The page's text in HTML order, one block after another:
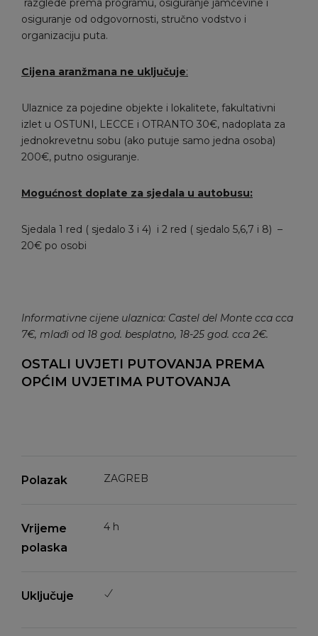
razglede prema programu, osiguranje jamčevine i
osiguranje od odgovornosti, stručno vodstvo i
organizaciju puta.
Cijena aranžmana ne uključuje:
Ulaznice za pojedine objekte i lokalitete, fakultativni
izlet u OSTUNI, LECCE i OTRANTO 30€, nadoplata za
jednokrevetnu sobu (ako putuje samo jedna osoba)
200€, putno osiguranje.
Mogućnost doplate za sjedala u autobusu:
Sjedala 1 red ( sjedalo 3 i 4) i 2 red ( sjedalo 5,6,7 i 8) –
20€ po osobi
Informativne cijene ulaznica: Castel del Monte cca cca
7€, mlađi od 18 god. besplatno, 18-25 god. cca 2€.
OSTALI UVJETI PUTOVANJA PREMA
OPĆIM UVJETIMA PUTOVANJA
Polazak ZAGREB
Vrijeme
polaska
4 h
Uključuje